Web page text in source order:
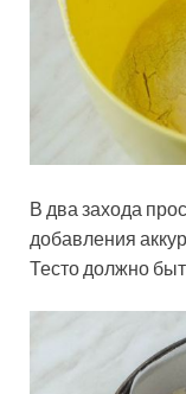
В два захода
добавления
Тесто должно